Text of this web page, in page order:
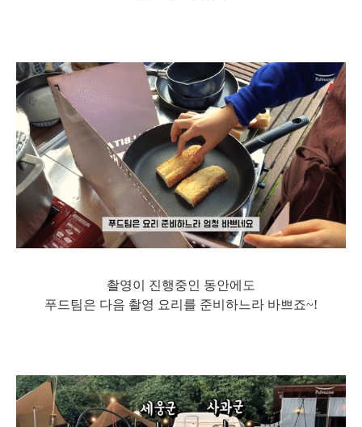
촬영이 진행중인 동안에도
푸드팀은 다음 촬영 요리를 준비하느라 바쁘죠~!